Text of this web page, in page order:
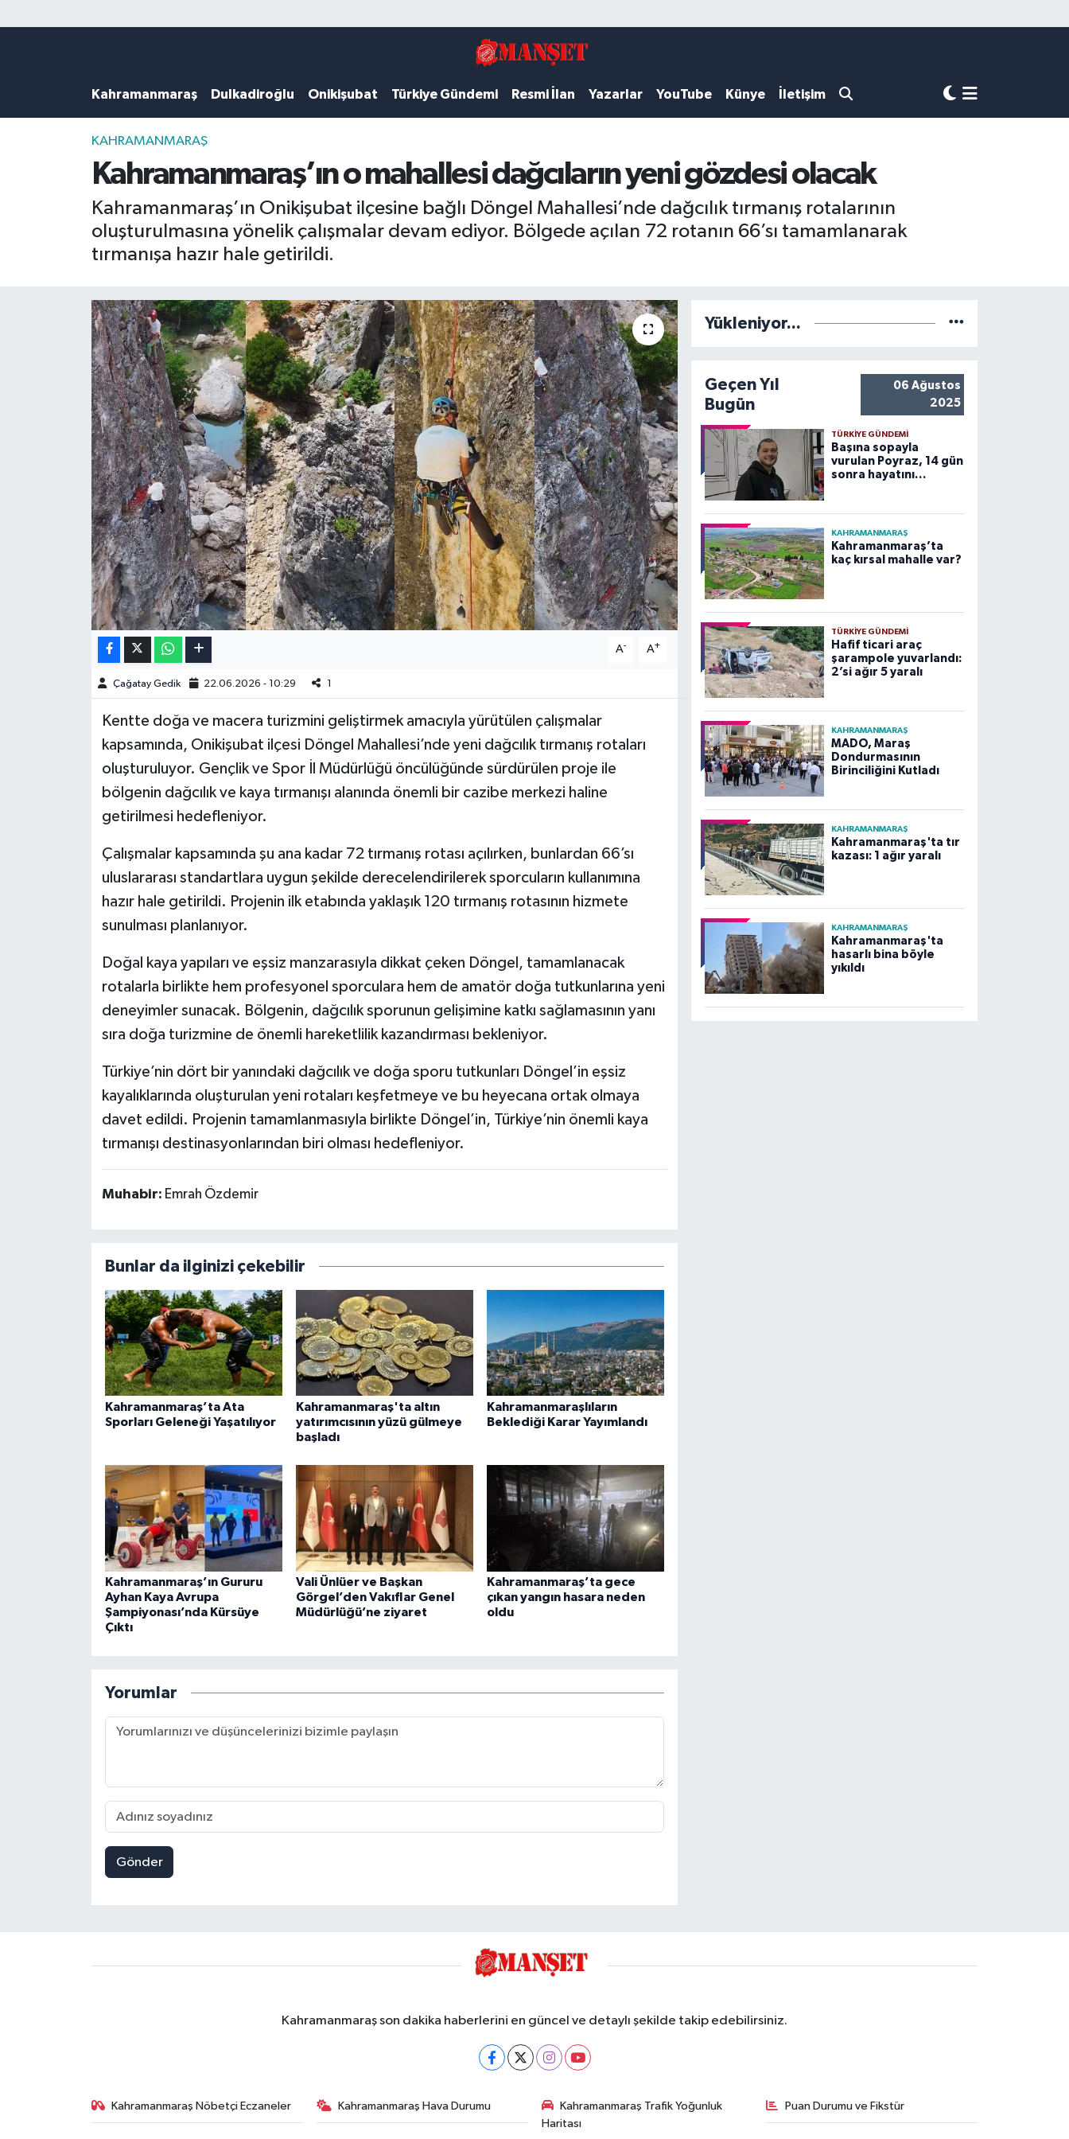
Kahramanmaraş Dulkadiroğlu Onikişubat Türkiye Gündemi Resmi İlan Yazarlar YouTube Künye İletişim
KAHRAMANMARAŞ
Kahramanmaraş’ın o mahallesi dağcıların yeni gözdesi olacak
Kahramanmaraş’ın Onikişubat ilçesine bağlı Döngel Mahallesi’nde dağcılık tırmanış rotalarının
oluşturulmasına yönelik çalışmalar devam ediyor. Bölgede açılan 72 rotanın 66’sı tamamlanarak
tırmanışa hazır hale getirildi.
A- A+
Çağatay Gedik 22.06.2026 - 10:29 1
Kentte doğa ve macera turizmini geliştirmek amacıyla yürütülen çalışmalar
kapsamında, Onikişubat ilçesi Döngel Mahallesi’nde yeni dağcılık tırmanış rotaları
oluşturuluyor. Gençlik ve Spor İl Müdürlüğü öncülüğünde sürdürülen proje ile
bölgenin dağcılık ve kaya tırmanışı alanında önemli bir cazibe merkezi haline
getirilmesi hedefleniyor.
Çalışmalar kapsamında şu ana kadar 72 tırmanış rotası açılırken, bunlardan 66’sı
uluslararası standartlara uygun şekilde derecelendirilerek sporcuların kullanımına
hazır hale getirildi. Projenin ilk etabında yaklaşık 120 tırmanış rotasının hizmete
sunulması planlanıyor.
Doğal kaya yapıları ve eşsiz manzarasıyla dikkat çeken Döngel, tamamlanacak
rotalarla birlikte hem profesyonel sporculara hem de amatör doğa tutkunlarına yeni
deneyimler sunacak. Bölgenin, dağcılık sporunun gelişimine katkı sağlamasının yanı
sıra doğa turizmine de önemli hareketlilik kazandırması bekleniyor.
Türkiye’nin dört bir yanındaki dağcılık ve doğa sporu tutkunları Döngel’in eşsiz
kayalıklarında oluşturulan yeni rotaları keşfetmeye ve bu heyecana ortak olmaya
davet edildi. Projenin tamamlanmasıyla birlikte Döngel’in, Türkiye’nin önemli kaya
tırmanışı destinasyonlarından biri olması hedefleniyor.
Muhabir: Emrah Özdemir
Bunlar da ilginizi çekebilir
Kahramanmaraş’ta Ata
Sporları Geleneği Yaşatılıyor
Kahramanmaraş'ta altın
yatırımcısının yüzü gülmeye
başladı
Kahramanmaraşlıların
Beklediği Karar Yayımlandı
Kahramanmaraş’ın Gururu
Ayhan Kaya Avrupa
Şampiyonası’nda Kürsüye
Çıktı
Vali Ünlüer ve Başkan
Görgel’den Vakıflar Genel
Müdürlüğü’ne ziyaret
Kahramanmaraş’ta gece
çıkan yangın hasara neden
oldu
Yorumlar
Gönder
Yükleniyor...
Geçen Yıl
Bugün
06 Ağustos
2025
TÜRKIYE GÜNDEMI
Başına sopayla
vurulan Poyraz, 14 gün
sonra hayatını
KAHRAMANMARAŞ
Kahramanmaraş’ta
kaç kırsal mahalle var?
TÜRKIYE GÜNDEMI
Hafif ticari araç
şarampole yuvarlandı:
2’si ağır 5 yaralı
KAHRAMANMARAŞ
MADO, Maraş
Dondurmasının
Birinciliğini Kutladı
KAHRAMANMARAŞ
Kahramanmaraş'ta tır
kazası: 1 ağır yaralı
KAHRAMANMARAŞ
Kahramanmaraş'ta
hasarlı bina böyle
yıkıldı
Kahramanmaraş son dakika haberlerini en güncel ve detaylı şekilde takip edebilirsiniz.
Kahramanmaraş Nöbetçi Eczaneler Kahramanmaraş Hava Durumu
Kahramanmaraş Trafik Yoğunluk
Haritası
Puan Durumu ve Fikstür
DULKADİROĞLU
KAHRAMANMARAŞ
ONİKİŞUBAT
ÖZEL HABER
Kahramanmaraş Hava Durumu
Kahramanmaraş Trafik Yoğunluk Haritası
Süper Lig Puan Durumu ve Fikstür
Tüm Manşetler
Son Dakika Haberleri
Haber Arşivi